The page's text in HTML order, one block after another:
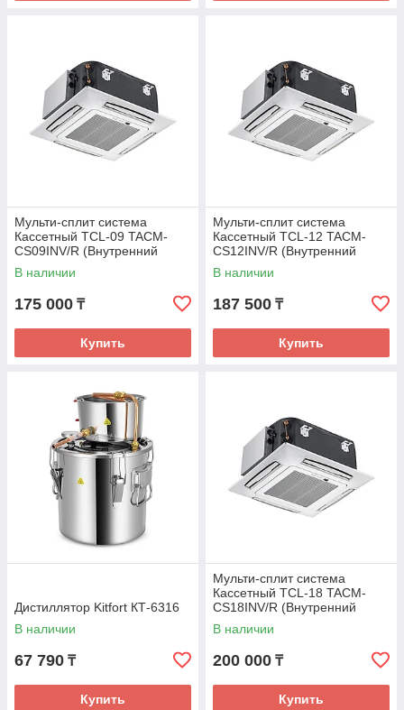
Мульти-сплит система
Кассетный TCL-09 TACM-
CS09INV/R (Внутренний
блок)
В наличии
175 000 ₸
Купить
Мульти-сплит система
Кассетный TCL-12 TACM-
CS12INV/R (Внутренний
блок)
В наличии
187 500 ₸
Купить
Дистиллятор Kitfort КТ-6316
В наличии
67 790 ₸
Купить
Мульти-сплит система
Кассетный TCL-18 TACM-
CS18INV/R (Внутренний
блок)
В наличии
200 000 ₸
Купить